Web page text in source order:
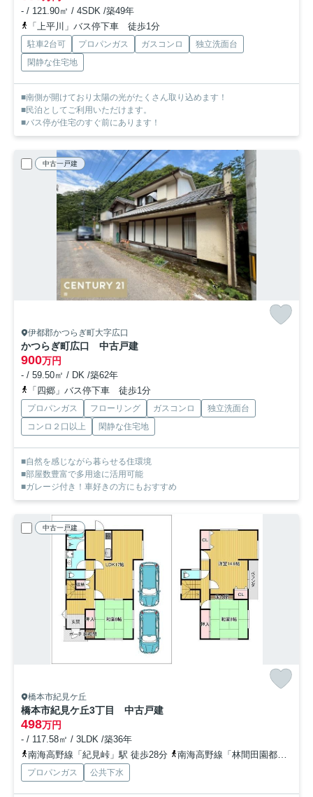
- / 121.90㎡ / 4SDK /築49年
「上平川」バス停下車 徒歩1分
駐車2台可 プロパンガス ガスコンロ
独立洗面台
閑静な住宅地
■南側が開けており太陽の光がたくさん取り込めます！
■民泊としてご利用いただけます。
■バス停が住宅のすぐ前にあります！
中古一戸建
伊都郡かつらぎ町大字広口
かつらぎ町広口 中古戸建
900万円
- / 59.50㎡ / DK /築62年
「四郷」バス停下車 徒歩1分
プロパンガス フローリング ガスコンロ
独立洗面台
コンロ２口以上
閑静な住宅地
■自然を感じながら暮らせる住環境
■部屋数豊富で多用途に活用可能
■ガレージ付き！車好きの方にもおすすめ
中古一戸建
橋本市紀見ケ丘
橋本市紀見ケ丘3丁目 中古戸建
498万円
- / 117.58㎡ / 3LDK /築36年
南海高野線「紀見峠」駅 徒歩28分
南海高野線「林間田園都市」駅 徒歩28分
プロパンガス 公共下水